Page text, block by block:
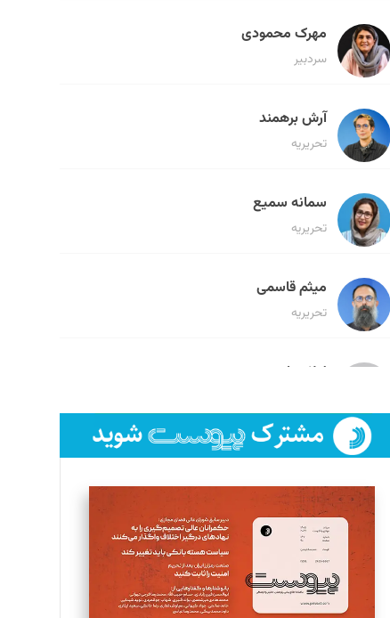
مهرک محمودی
سردبیر
آرش برهمند
تحریریه
سمانه سمیع
تحریریه
میثم قاسمی
تحریریه
لیلا حنارود
فائزه فتحی رستمی
تحریریه
سروش کرمیان
تحریریه